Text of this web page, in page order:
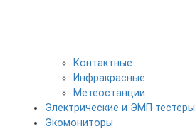
Контактные
Инфракрасные
Метеостанции
Электрические и ЭМП тестеры
Экомониторы